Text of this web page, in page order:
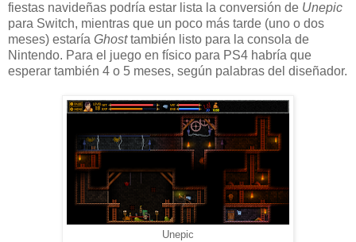
fiestas navideñas podría estar lista la conversión de Unepic
para Switch, mientras que un poco más tarde (uno o dos
meses) estaría Ghosttambién listo para la consola de
Nintendo. Para el juego en físico para PS4 habría que
esperar también 4 o 5 meses, según palabras del diseñador.
Unepic